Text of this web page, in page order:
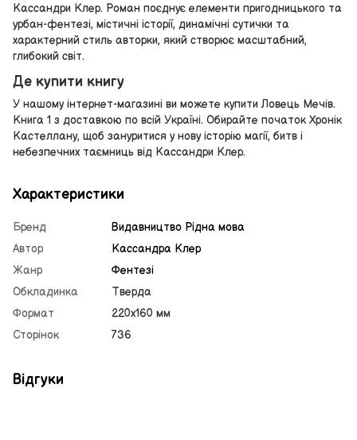
Кассандри Клер. Роман поєднує елементи пригодницького та
урбан-фентезі, містичні історії, динамічні сутички та
характерний стиль авторки, який створює масштабний,
глибокий світ.
Де купити книгу
У нашому інтернет-магазині ви можете купити Ловець Мечів.
Книга 1 з доставкою по всій Україні. Обирайте початок Хронік
Кастеллану, щоб зануритися у нову історію магії, битв і
небезпечних таємниць від Кассандри Клер.
Характеристики
Бренд
Видавництво Рiдна мова
Автор
Кассандра Клер
Жанр
Фентезі
Обкладинка
Тверда
Формат
220х160 мм
Сторінок
736
Відгуки